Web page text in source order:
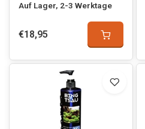
Auf Lager, 2-3 Werktage
€18,95